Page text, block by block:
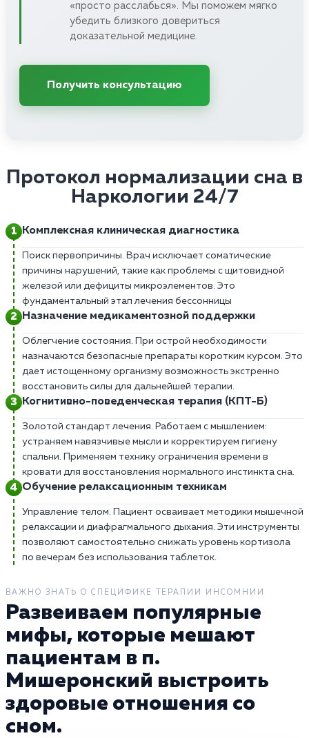
«просто расслабься». Мы поможем мягко
убедить близкого довериться
доказательной медицине.
Получить консультацию
Протокол нормализации сна в
Наркологии 24/7
Комплексная клиническая диагностика
Поиск первопричины. Врач исключает соматические
причины нарушений, такие как проблемы с щитовидной
железой или дефициты микроэлементов. Это
фундаментальный этап лечения бессонницы
Назначение медикаментозной поддержки
Облегчение состояния. При острой необходимости
назначаются безопасные препараты коротким курсом. Это
дает истощенному организму возможность экстренно
восстановить силы для дальнейшей терапии.
Когнитивно-поведенческая терапия (КПТ-Б)
Золотой стандарт лечения. Работаем с мышлением:
устраняем навязчивые мысли и корректируем гигиену
спальни. Применяем технику ограничения времени в
кровати для восстановления нормального инстинкта сна.
Обучение релаксационным техникам
Управление телом. Пациент осваивает методики мышечной
релаксации и диафрагмального дыхания. Эти инструменты
позволяют самостоятельно снижать уровень кортизола
по вечерам без использования таблеток.
ВАЖНО ЗНАТЬ О СПЕЦИФИКЕ ТЕРАПИИ ИНСОМНИИ
Развеиваем популярные
мифы, которые мешают
пациентам в п.
Мишеронский выстроить
здоровые отношения со
сном.